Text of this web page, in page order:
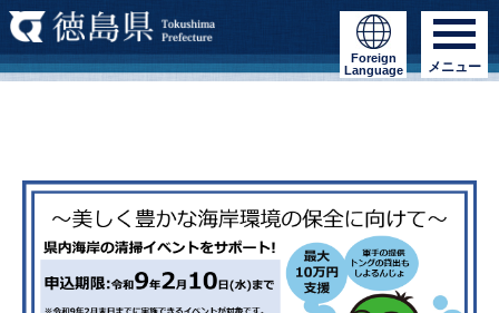
Foreign
Language
メニュー